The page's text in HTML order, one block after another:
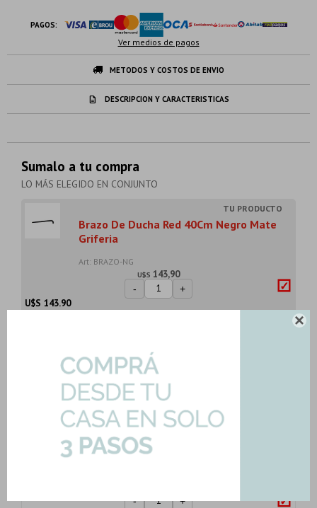

PAGOS:
Ver medios de pagos
METODOS Y COSTOS DE ENVIO
DESCRIPCION Y CARACTERISTICAS
Sumalo a tu compra
LO MÁS ELEGIDO EN CONJUNTO
Brazo De Ducha Red 40Cm Negro Mate
Griferia
Art: BRAZO-NG
U$S 143,90
- +
U$S 143.90
Art: FV-ARQUIS-DUO-DUCHA
-
633.47
Roseta Redonda 20Cm Negro Baño
Mate Griferia
- +